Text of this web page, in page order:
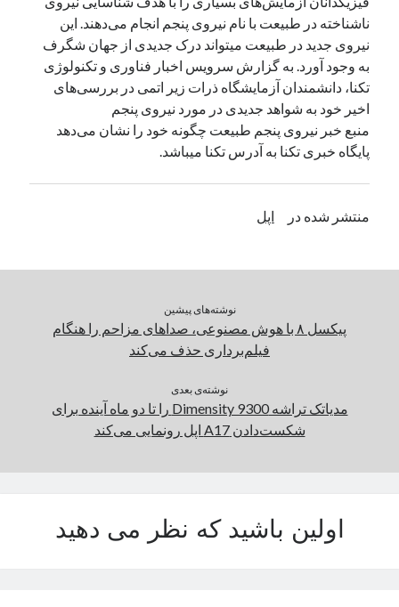
اپل
دسته‌بندی نشده
ناشناخته در طبیعت با نام نیروی پنجم انجام می‌دهند. این
نیروی جدید در طبیعت میتواند درک جدیدی از جهان شگرف
به وجود آورد. به گزارش سرویس اخبار فناوری و تکنولوژی
تکنا، دانشمندان آزمایشگاه ذرات زیر اتمی در بررسی‌های
اخیر خود به شواهد جدیدی در مورد نیروی پنجم
منبع خبر نیروی پنجم طبیعت چگونه خود را نشان می‌دهد
پایگاه خبری تکنا به آدرس تکنا میباشد.
منتشر شده در اپل
نوشته‌های پیشین
پیکسل ۸ با هوش مصنوعی، صداهای مزاحم را هنگام
فیلم‌برداری حذف می‌کند
نوشته‌ی بعدی
مدیاتک تراشه Dimensity 9300 را تا دو ماه آینده برای
شکست‌دادن A17 اپل رونمایی می‌کند
اولین باشید که نظر می دهید